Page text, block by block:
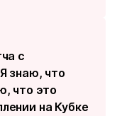
с
знаю, что
что это
на Кубке